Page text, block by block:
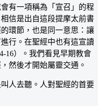
有一項稱為「宣召」的程
信是出自這段提摩太前書
環節，也是同一意思：讓
行。在聖經中也有這宣讀
16）。我們看見早期教會
然後才開始屬靈交通。
人去聽。人對聖經的首要